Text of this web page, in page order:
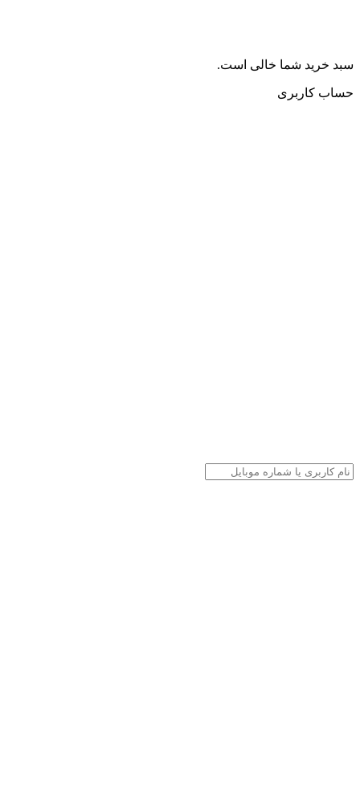
سبد خرید شما خالی است.
حساب کاربری